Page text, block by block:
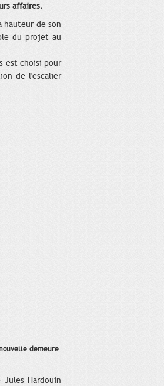
affaires.
hauteur de son
du projet au
est choisi pour
de l'escalier
demeure
Hardouin